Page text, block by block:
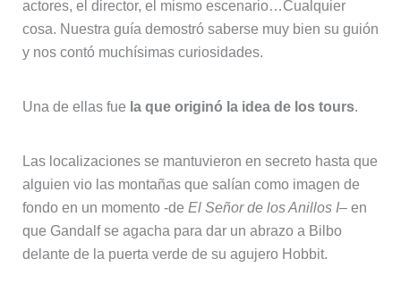
actores, el director, el mismo escenario…Cualquier
cosa. Nuestra guía demostró saberse muy bien su guión
y nos contó muchísimas curiosidades.
Una de ellas fue la que originó la idea de los tours.
Las localizaciones se mantuvieron en secreto hasta que
alguien vio las montañas que salían como imagen de
fondo en un momento -de El Señor de los Anillos I– en
que Gandalf se agacha para dar un abrazo a Bilbo
delante de la puerta verde de su agujero Hobbit.